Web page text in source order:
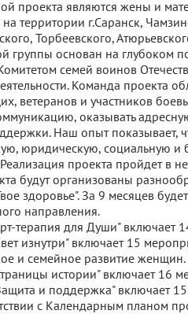
проекта являются жены и
территории г.Саранск,
Торбеевского,
группы основан на глубоком
семей воинов
Команда проекта
ветеранов и участников
оказывать
Наш опыт
юридическую, социальную и
проекта пройдет в
будут организованы
здоровье". За 9 месяцев
направления.
терапия для Души" включает
изнутри" включает 15
и семейное развитие
истории" включает 16
и поддержка" включает
с Календарным планом